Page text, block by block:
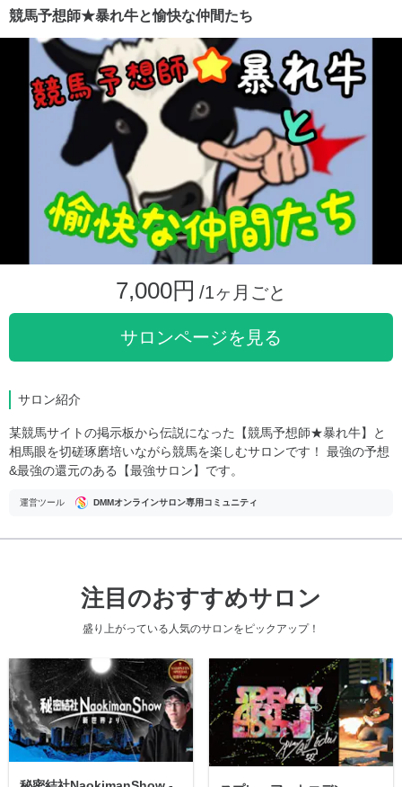
競馬予想師★暴れ牛と愉快な仲間たち
7,000円 /1ヶ月ごと
サロンページを見る
サロン紹介
某競馬サイトの掲示板から伝説になった【競馬予想師★暴れ牛】と
相馬眼を切磋琢磨培いながら競馬を楽しむサロンです！ 最強の予想
&最強の還元のある【最強サロン】です。
運営ツール DMMオンラインサロン専用コミュニティ
注目のおすすめサロン
盛り上がっている人気のサロンをピックアップ！